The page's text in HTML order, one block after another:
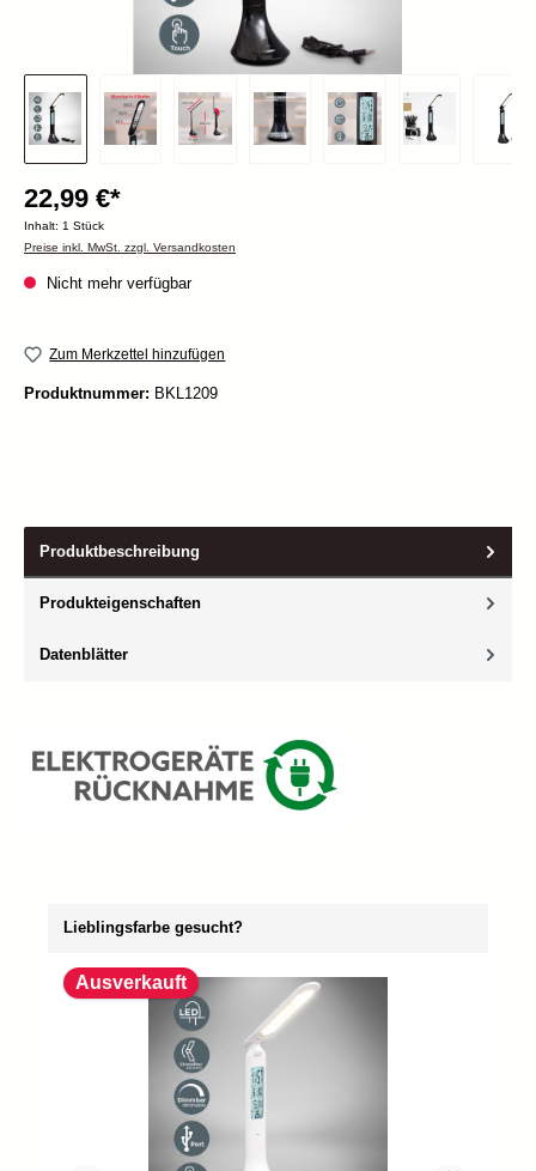
22,99 €*
Inhalt: 1 Stück
Preise inkl. MwSt. zzgl. Versandkosten
Nicht mehr verfügbar
Zum Merkzettel hinzufügen
Produktnummer: BKL1209
Produktbeschreibung
Produkteigenschaften
Datenblätter
Lieblingsfarbe gesucht?
Ausverkauft